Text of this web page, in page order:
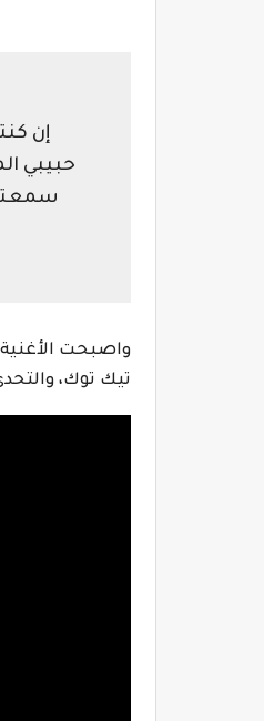
إن
حبيبي
واصبحت الأغنية
تيك توك،